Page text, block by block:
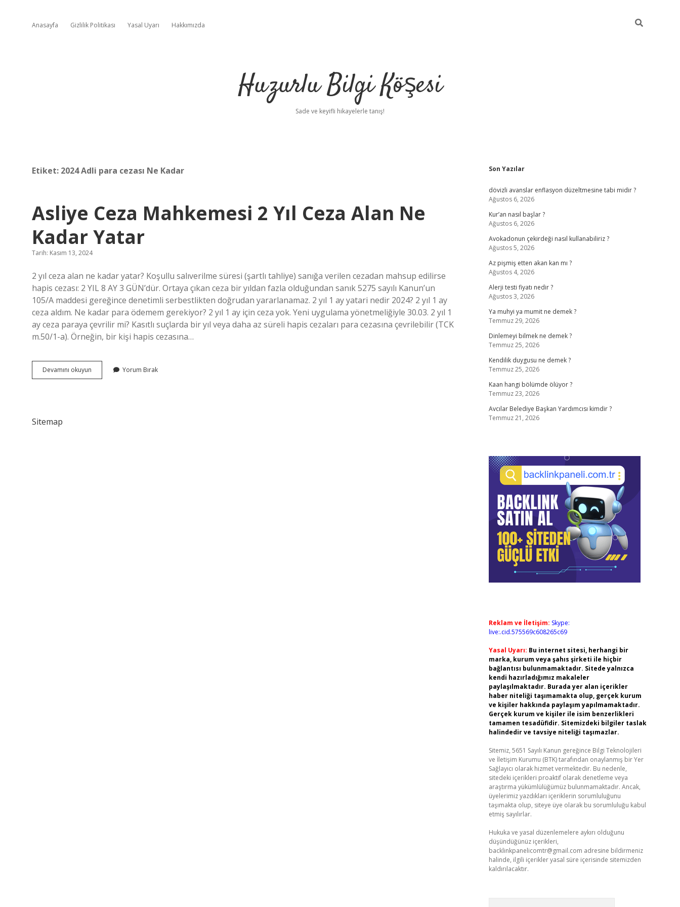
Anasayfa Gizlilik Politikası Yasal Uyarı Hakkımızda
Huzurlu Bilgi Köşesi
Sade ve keyifli hikayelerle tanış!
Etiket: 2024 Adli para cezası Ne Kadar
Asliye Ceza Mahkemesi 2 Yıl Ceza Alan Ne
Kadar Yatar
Tarih: Kasım 13, 2024
2 yıl ceza alan ne kadar yatar? Koşullu salıverilme süresi (şartlı tahliye) sanığa verilen cezadan mahsup edilirse
hapis cezası: 2 YIL 8 AY 3 GÜN’dür. Ortaya çıkan ceza bir yıldan fazla olduğundan sanık 5275 sayılı Kanun’un
105/A maddesi gereğince denetimli serbestlikten doğrudan yararlanamaz. 2 yıl 1 ay yatari nedir 2024? 2 yıl 1 ay
ceza aldım. Ne kadar para ödemem gerekiyor? 2 yıl 1 ay için ceza yok. Yeni uygulama yönetmeliğiyle 30.03. 2 yıl 1
ay ceza paraya çevrilir mi? Kasıtlı suçlarda bir yıl veya daha az süreli hapis cezaları para cezasına çevrilebilir (TCK
m.50/1-a). Örneğin, bir kişi hapis cezasına…
Devamını okuyun
Ceza
Yorum Bırak
Sitemap
Sidebar
Son Yazılar
dövizli avanslar enflasyon düzeltmesine tabi midir ?
Ağustos 6, 2026
Kur’an nasıl başlar ?
Ağustos 6, 2026
Avokadonun çekirdeği nasıl kullanabiliriz ?
Ağustos 5, 2026
Az pişmiş etten akan kan mı ?
Ağustos 4, 2026
Alerji testi fiyatı nedir ?
Ağustos 3, 2026
Ya muhyi ya mumit ne demek ?
Temmuz 29, 2026
Dinlemeyi bilmek ne demek ?
Temmuz 25, 2026
Kendilik duygusu ne demek ?
Temmuz 25, 2026
Kaan hangi bölümde ölüyor ?
Temmuz 23, 2026
Avcılar Belediye Başkan Yardımcısı kimdir ?
Temmuz 21, 2026
Reklam ve İletişim: Skype:
live:.cid.575569c608265c69
Yasal Uyarı: Bu internet sitesi, herhangi bir
marka, kurum veya şahıs şirketi ile hiçbir
bağlantısı bulunmamaktadır. Sitede yalnızca
kendi hazırladığımız makaleler
paylaşılmaktadır. Burada yer alan içerikler
haber niteliği taşımamakta olup, gerçek kurum
ve kişiler hakkında paylaşım yapılmamaktadır.
Gerçek kurum ve kişiler ile isim benzerlikleri
tamamen tesadüfidir. Sitemizdeki bilgiler taslak
halindedir ve tavsiye niteliği taşımazlar.
Sitemiz, 5651 Sayılı Kanun gereğince Bilgi Teknolojileri
ve İletişim Kurumu (BTK) tarafından onaylanmış bir Yer
Sağlayıcı olarak hizmet vermektedir. Bu nedenle,
sitedeki içerikleri proaktif olarak denetleme veya
araştırma yükümlülüğümüz bulunmamaktadır. Ancak,
üyelerimiz yazdıkları içeriklerin sorumluluğunu
taşımakta olup, siteye üye olarak bu sorumluluğu kabul
etmiş sayılırlar.
Hukuka ve yasal düzenlemelere aykırı olduğunu
düşündüğünüz içerikleri,
backlinkpanelicomtr@gmail.com adresine bildirmeniz
halinde, ilgili içerikler yasal süre içerisinde sitemizden
kaldırılacaktır.